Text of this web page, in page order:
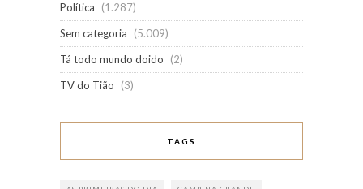
Política
(1.287)
Sem categoria
(5.009)
Tá todo mundo doido
(2)
TV do Tião
(3)
TAGS